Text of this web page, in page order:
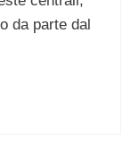
da parte dal